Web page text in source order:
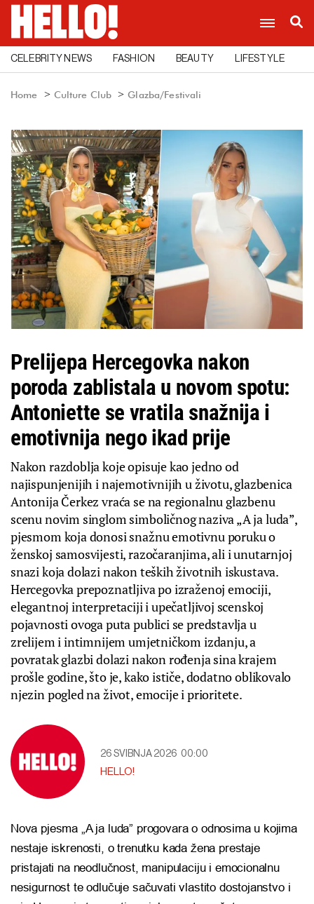
CELEBRITY NEWS FASHION BEAUTY LIFESTYLE
Home Culture Club Glazba/Festivali
Prelijepa Hercegovka nakon
poroda zablistala u novom spotu:
Antoniette se vratila snažnija i
emotivnija nego ikad prije
Nakon razdoblja koje opisuje kao jedno od
najispunjenijih i najemotivnijih u životu, glazbenica
Antonija Čerkez vraća se na regionalnu glazbenu
scenu novim singlom simboličnog naziva „A ja luda”,
pjesmom koja donosi snažnu emotivnu poruku o
ženskoj samosvijesti, razočaranjima, ali i unutarnjoj
snazi koja dolazi nakon teških životnih iskustava.
Hercegovka prepoznatljiva po izraženoj emociji,
elegantnoj interpretaciji i upečatljivoj scenskoj
pojavnosti ovoga puta publici se predstavlja u
zrelijem i intimnijem umjetničkom izdanju, a
povratak glazbi dolazi nakon rođenja sina krajem
prošle godine, što je, kako ističe, dodatno oblikovalo
njezin pogled na život, emocije i prioritete.
26 SVIBNJA 2026 00:00
HELLO!
Nova pjesma „A ja luda” progovara o odnosima u kojima
nestaje iskrenosti, o trenutku kada žena prestaje
pristajati na neodlučnost, manipulaciju i emocionalnu
nesigurnost te odlučuje sačuvati vlastito dostojanstvo i